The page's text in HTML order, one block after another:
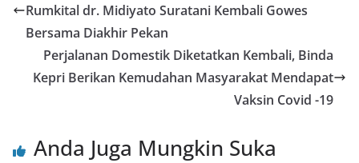
Rumkital dr. Midiyato Suratani Kembali Gowes
Bersama Diakhir Pekan
Perjalanan Domestik Diketatkan Kembali, Binda
Kepri Berikan Kemudahan Masyarakat Mendapat
Vaksin Covid -19
Anda Juga Mungkin Suka